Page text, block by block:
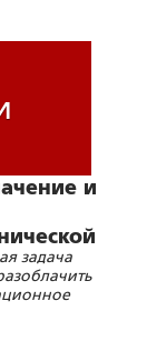
и
задача